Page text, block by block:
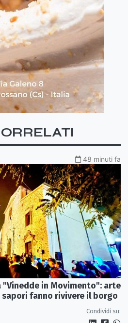
48 minuti fa
"Vinedde in Movimento": arte
sapori fanno rivivere il borgo
Condividi su: